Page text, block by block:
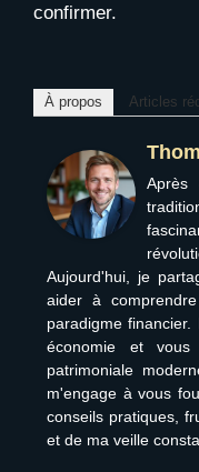
confirmer.
À propos Articles
Après
Aujourd'hui, je
aider à
paradigme
économie et vous
patrimoniale
m'engage à vous
conseils pratiques,
et de ma veille